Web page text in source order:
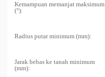
Kemampuan memanjat maksimum
(°):
Radius putar minimum (mm):
Jarak bebas ke tanah minimum
(mm):